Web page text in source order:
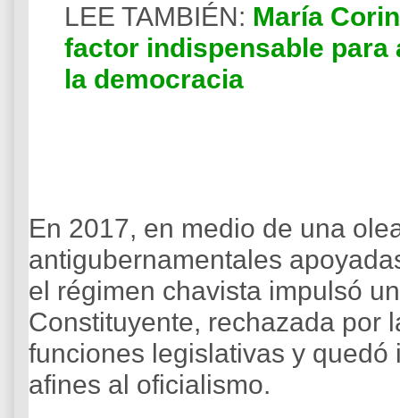
LEE TAMBIÉN: María
factor indispensable para
la democracia
En 2017, en medio de una
antigubernamentales
el régimen chavista impulsó
Constituyente, rechazada por
funciones legislativas y
afines al oficialismo.